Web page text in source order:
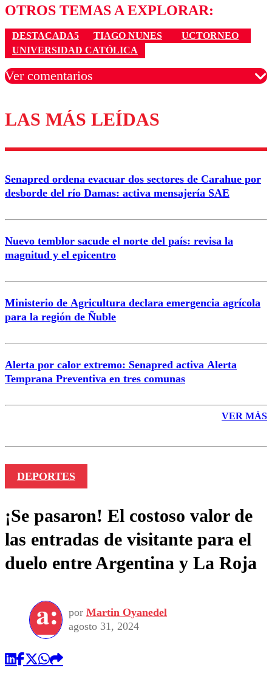
OTROS TEMAS A EXPLORAR:
DESTACADA5 TIAGO NUNES
UCTORNEO
UNIVERSIDAD CATÓLICA
Ver comentarios
Los comentarios son moderados para garantizar un
diálogo respetuoso.
Nombre
Correo
LAS MÁS LEÍDAS
Senapred ordena evacuar dos sectores de Carahue por
desborde del río Damas: activa mensajería SAE
Nuevo temblor sacude el norte del país: revisa la
magnitud y el epicentro
Ministerio de Agricultura declara emergencia agrícola
para la región de Ñuble
Alerta por calor extremo: Senapred activa Alerta
Temprana Preventiva en tres comunas
VER MÁS
DEPORTES
¡Se pasaron! El costoso valor de
las entradas de visitante para el
duelo entre Argentina y La Roja
por Martin Oyanedel
agosto 31, 2024